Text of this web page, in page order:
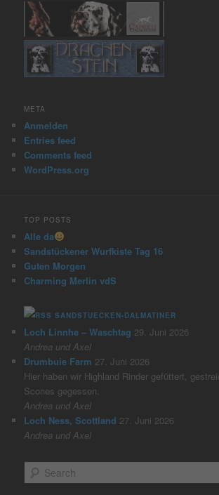
META
Anmelden
Entries feed
Comments feed
WordPress.org
TOP POSTS
Alle da
Sandstückener Wurfkiste Tag 16
Guten Morgen
Charming Merlin vdS
SANDSTUECKEN-DALMATINER
Loch Linnhe – Waschtag 29. Juni 2026
Andrea und Axel
Drumbuie Farm 27. Juni 2026
Hier haben wir Highland Rinder gefüttert,
Scones gegessen.
Andrea und Axel
Loch Ness, Scottland 27. Juni 2026
Andrea und Axel
e